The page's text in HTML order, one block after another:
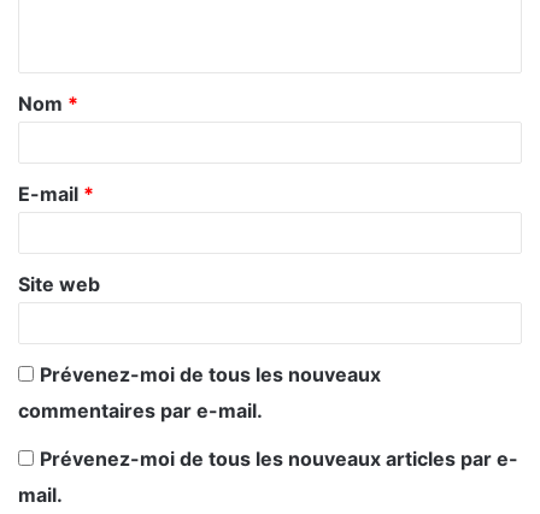
19, 2013
Reportage vidéo de La Rép’ sur la
fréquentation
– Davantage de monde
Loire [vidéo]http://t.co/TcOD3vijjW
#FDL2013
t
a
r
e
*
Nom *
E-mail *
Site web
Prévenez-moi de tous les nouveaux
commentaires par e-mail.
Prévenez-moi de tous les nouveaux articles par e-
mail.